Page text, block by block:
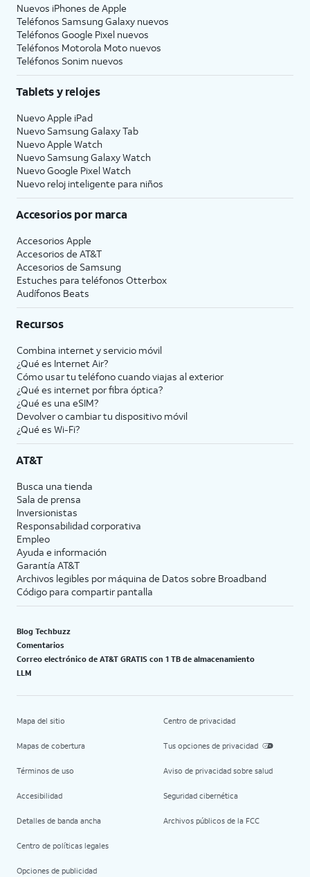
Nuevos iPhones de Apple
Teléfonos Samsung Galaxy nuevos
Teléfonos Google Pixel nuevos
Teléfonos Motorola Moto nuevos
Teléfonos Sonim nuevos
Tablets y relojes
Nuevo Apple iPad
Nuevo Samsung Galaxy Tab
Nuevo Apple Watch
Nuevo Samsung Galaxy Watch
Nuevo Google Pixel Watch
Nuevo reloj inteligente para niños
Accesorios por marca
Accesorios Apple
Accesorios de AT&T
Accesorios de Samsung
Estuches para teléfonos Otterbox
Audífonos Beats
Recursos
Combina internet y servicio móvil
¿Qué es Internet Air?
Cómo usar tu teléfono cuando viajas al exterior
¿Qué es internet por fibra óptica?
¿Qué es una eSIM?
Devolver o cambiar tu dispositivo móvil
¿Qué es Wi-Fi?
AT&T
Busca una tienda
Sala de prensa
Inversionistas
Responsabilidad corporativa
Empleo
Ayuda e información
Garantía AT&T
Archivos legibles por máquina de Datos sobre Broadband
Código para compartir pantalla
Blog Techbuzz
Comentarios
Correo electrónico de AT&T GRATIS con 1 TB de almacenamiento
LLM
Mapa del sitio
Mapas de cobertura
Términos de uso
Accesibilidad
Detalles de banda ancha
Centro de políticas legales
Opciones de publicidad
Centro de privacidad
Tus opciones de privacidad
Aviso de privacidad sobre salud
Seguridad cibernética
Archivos públicos de la FCC